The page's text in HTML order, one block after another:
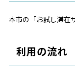
本市の「お試し滞在
利用の流れ